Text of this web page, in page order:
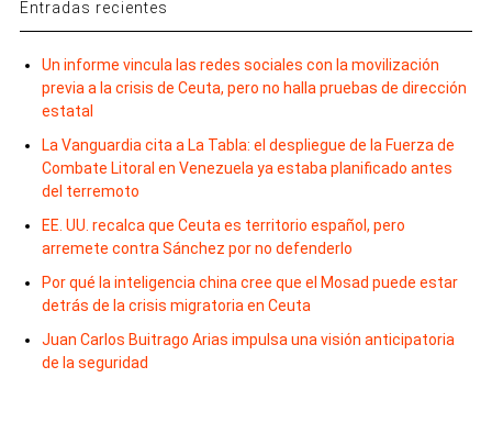
Entradas recientes
Un informe vincula las redes sociales con la movilización
previa a la crisis de Ceuta, pero no halla pruebas de dirección
estatal
La Vanguardia cita a La Tabla: el despliegue de la Fuerza de
Combate Litoral en Venezuela ya estaba planificado antes
del terremoto
EE. UU. recalca que Ceuta es territorio español, pero
arremete contra Sánchez por no defenderlo
Por qué la inteligencia china cree que el Mosad puede estar
detrás de la crisis migratoria en Ceuta
Juan Carlos Buitrago Arias impulsa una visión anticipatoria
de la seguridad